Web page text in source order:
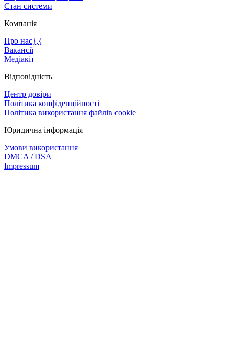
Стан системи
Компанія
Про нас},{
Вакансії
Медіакіт
Відповідність
Центр довіри
Політика конфіденційності
Політика використання файлів cookie
Юридична інформація
Умови використання
DMCA / DSA
Impressum